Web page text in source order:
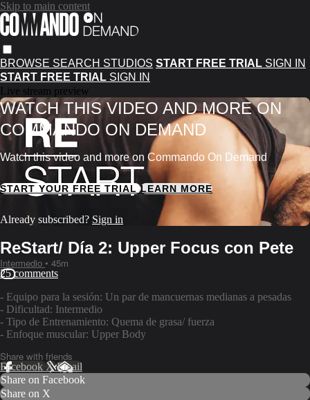
Skip to main content
BROWSE SEARCH STUDIOS START FREE TRIAL SIGN IN
START FREE TRIAL SIGN IN
Live stream preview
WATCH THIS VIDEO AND MORE ON
COMMANDO ON DEMAND
Watch this video and more on Commando On Demand
START YOUR FREE TRIALLEARN MORE
Already subscribed? Sign in
ReStart/ Día 2: Upper Focus con Pete
Intermedio • 45m
25 comments
- Equipo para la sesión: Un par de mancuernas medianas a pesadas
- Dificultad: Intermedio
- Tipo de Entrenamiento: Quema de grasa/ fuerza
- Enfoque muscular: Upper Body
Share with friends
Facebook XEmail
Share on Facebook
Share on X